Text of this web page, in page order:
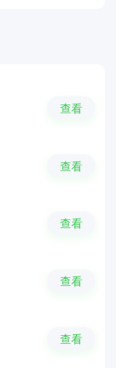
查看
查看
查看
查看
查看